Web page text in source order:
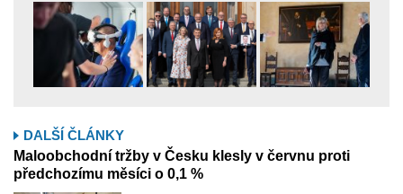
DALŠÍ ČLÁNKY
Maloobchodní tržby v Česku klesly v červnu proti
předchozímu měsíci o 0,1 %